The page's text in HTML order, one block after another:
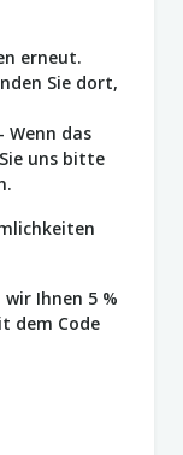
erneut.
Sie dort,
- Wenn das
uns bitte
Ihnen 5 %
dem Code